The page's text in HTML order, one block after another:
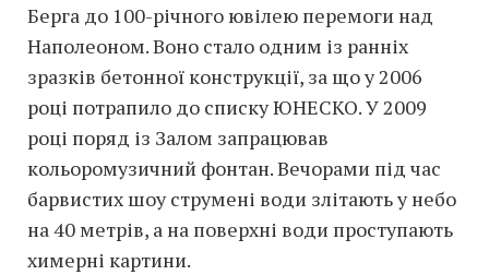
Берга до 100-річного ювілею перемоги над
Наполеоном. Воно стало одним із ранніх
зразків бетонної конструкції, за що у 2006
році потрапило до списку ЮНЕСКО. У 2009
році поряд із Залом запрацював
кольоромузичний фонтан. Вечорами під час
барвистих шоу струмені води злітають у небо
на 40 метрів, а на поверхні води проступають
химерні картини.